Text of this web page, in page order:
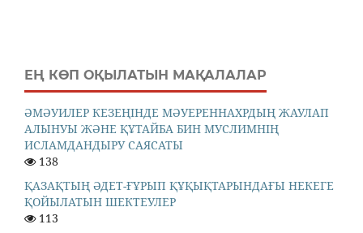
ЕҢ КӨП ОҚЫЛАТЫН МАҚАЛАЛАР
ӘМӘУИЛЕР КЕЗЕҢІНДЕ МӘУЕРЕННАХРДЫҢ ЖАУЛАП
АЛЫНУЫ ЖӘНЕ ҚҰТАЙБА БИН МУСЛИМНІҢ
ИСЛАМДАНДЫРУ САЯСАТЫ
138
ҚАЗАҚТЫҢ ӘДЕТ-ҒҰРЫП ҚҰҚЫҚТАРЫНДАҒЫ НЕКЕГЕ
ҚОЙЫЛАТЫН ШЕКТЕУЛЕР
113